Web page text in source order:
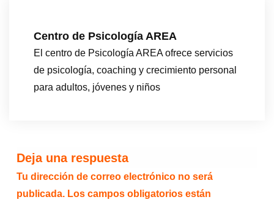
Centro de Psicología AREA
El centro de Psicología AREA ofrece servicios
de psicología, coaching y crecimiento personal
para adultos, jóvenes y niños
Deja una respuesta
Tu dirección de correo electrónico no será
publicada. Los campos obligatorios están